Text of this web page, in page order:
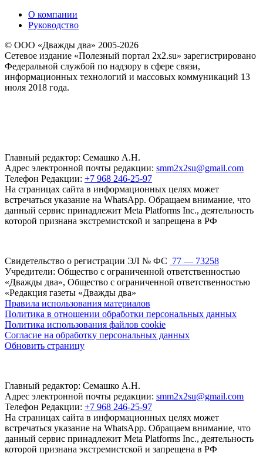
О компании
Руководство
© ООО «Дважды два» 2005-2026
Сетевое издание «Полезный портал 2x2.su» зарегистрировано
Федеральной службой по надзору в сфере связи,
информационных технологий и массовых коммуникаций 13
июля 2018 года.
Главный редактор: Семашко А.Н.
Адрес электронной почты редакции: smm2x2su@gmail.com
Телефон Редакции: +7 968 246-25-97
На страницах сайта в информационных целях может
встречаться указание на WhatsApp. Обращаем внимание, что
данный сервис принадлежит Meta Platforms Inc., деятельность
которой признана экстремистской и запрещена в РФ
Свидетельство о регистрации ЭЛ № ФС 77 — 73258
Учредители: Общество с ограниченной ответственностью
«Дважды два», Общество с ограниченной ответственностью
«Редакция газеты «Дважды два»
Правила использования материалов
Политика в отношении обработки персональных данных
Политика использования файлов cookie
Согласие на обработку персональных данных
Обновить страницу
Главный редактор: Семашко А.Н.
Адрес электронной почты редакции: smm2x2su@gmail.com
Телефон Редакции: +7 968 246-25-97
На страницах сайта в информационных целях может
встречаться указание на WhatsApp. Обращаем внимание, что
данный сервис принадлежит Meta Platforms Inc., деятельность
которой признана экстремистской и запрещена в РФ